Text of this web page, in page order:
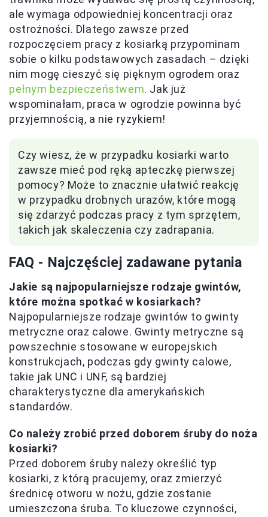
ale wymaga odpowiedniej koncentracji oraz
ostrożności. Dlatego zawsze przed
rozpoczęciem pracy z kosiarką przypominam
sobie o kilku podstawowych zasadach – dzięki
nim mogę cieszyć się pięknym ogrodem oraz
pełnym bezpieczeństwem. Jak już
wspominałam, praca w ogrodzie powinna być
przyjemnością, a nie ryzykiem!
Czy wiesz, że w przypadku kosiarki warto
zawsze mieć pod ręką apteczkę pierwszej
pomocy? Może to znacznie ułatwić reakcję
w przypadku drobnych urazów, które mogą
się zdarzyć podczas pracy z tym sprzętem,
takich jak skaleczenia czy zadrapania.
FAQ - Najczęściej zadawane pytania
Jakie są najpopularniejsze rodzaje gwintów,
które można spotkać w kosiarkach?
Najpopularniejsze rodzaje gwintów to gwinty
metryczne oraz calowe. Gwinty metryczne są
powszechnie stosowane w europejskich
konstrukcjach, podczas gdy gwinty calowe,
takie jak UNC i UNF, są bardziej
charakterystyczne dla amerykańskich
standardów.
Co należy zrobić przed doborem śruby do noża
kosiarki?
Przed doborem śruby należy określić typ
kosiarki, z którą pracujemy, oraz zmierzyć
średnicę otworu w nożu, gdzie zostanie
umieszczona śruba. To kluczowe czynności,